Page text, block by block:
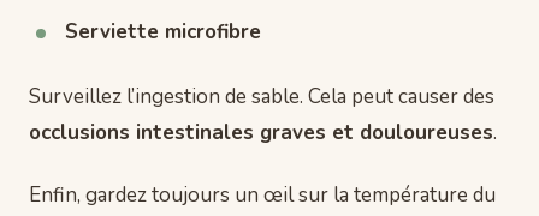
Serviette microfibre
Surveillez l’ingestion de sable. Cela peut causer des
occlusions intestinales graves et douloureuses.
Enfin, gardez toujours un œil sur la température du